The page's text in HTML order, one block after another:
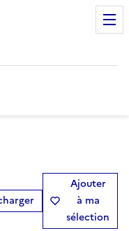
Ajouter
à ma
sélection